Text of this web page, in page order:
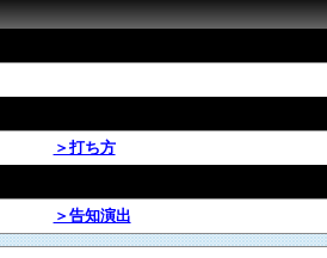
＞打ち方
＞告知演出